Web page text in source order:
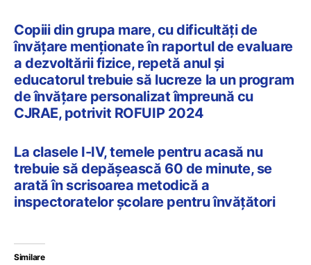
Copiii din grupa mare, cu dificultăți de
învățare menționate în raportul de evaluare
a dezvoltării fizice, repetă anul și
educatorul trebuie să lucreze la un program
de învățare personalizat împreună cu
CJRAE, potrivit ROFUIP 2024
La clasele I-IV, temele pentru acasă nu
trebuie să depășească 60 de minute, se
arată în scrisoarea metodică a
inspectoratelor școlare pentru învățători
Similare